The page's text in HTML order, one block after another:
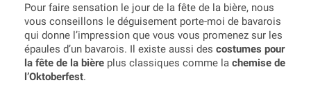
Pour faire sensation le jour de la fête de la bière, nous
vous conseillons le déguisement porte-moi de bavarois
qui donne l’impression que vous vous promenez sur les
épaules d’un bavarois. Il existe aussi des costumes pour
la fête de la bière plus classiques comme la chemise de
l’Oktoberfest.